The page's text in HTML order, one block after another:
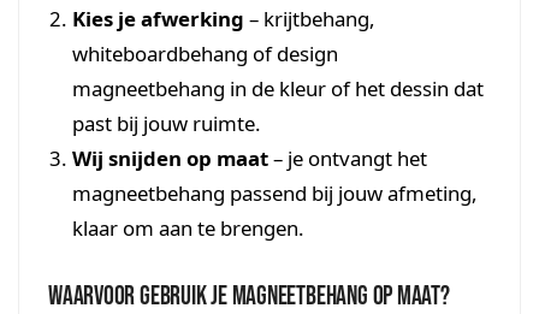
Kies je afwerking – krijtbehang,
whiteboardbehang of design
magneetbehang in de kleur of het dessin dat
past bij jouw ruimte.
Wij snijden op maat– je ontvangt het
magneetbehang passend bij jouw afmeting,
klaar om aan te brengen.
Waarvoor gebruik je magneetbehang op maat?